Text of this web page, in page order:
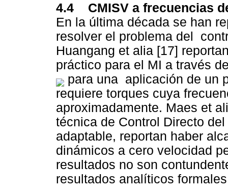
4.4 CMISV a frecuencias
En la última década se han
resolver el problema del
Huangang et alia [17]
práctico para el MI a través
para una aplicación de un
requiere torques cuya
aproximadamente. Maes et
técnica de Control Directo del
adaptable, reportan haber
dinámicos a cero velocidad
resultados no son
resultados analíticos